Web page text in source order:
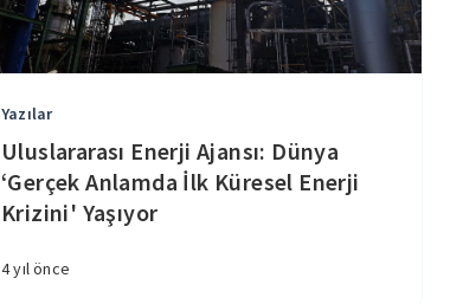
Yazılar
Uluslararası Enerji Ajansı: Dünya
‘Gerçek Anlamda İlk Küresel Enerji
Krizini' Yaşıyor
4 yıl önce